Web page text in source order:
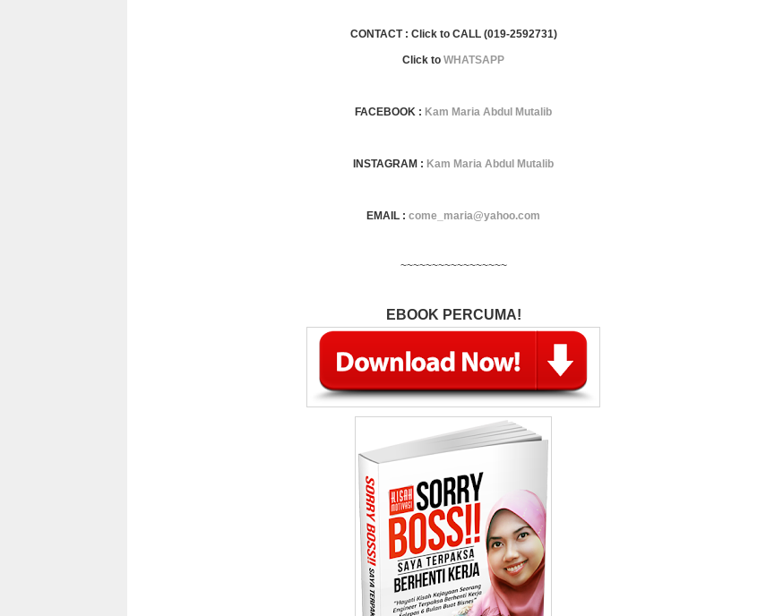
CONTACT : Click to CALL (019-2592731)
Click to WHATSAPP
FACEBOOK : Kam Maria Abdul Mutalib
INSTAGRAM : Kam Maria Abdul Mutalib
EMAIL : come_maria@yahoo.com
~~~~~~~~~~~~~~~~~
EBOOK PERCUMA!